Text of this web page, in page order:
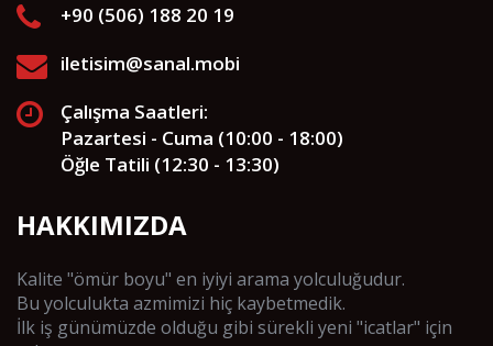
+90 (506) 188 20 19
iletisim@sanal.mobi
Çalışma Saatleri:
Pazartesi - Cuma (10:00 - 18:00)
Öğle Tatili (12:30 - 13:30)
HAKKIMIZDA
Kalite "ömür boyu" en iyiyi arama yolculuğudur.
Bu yolculukta azmimizi hiç kaybetmedik.
İlk iş günümüzde olduğu gibi sürekli yeni "icatlar" için